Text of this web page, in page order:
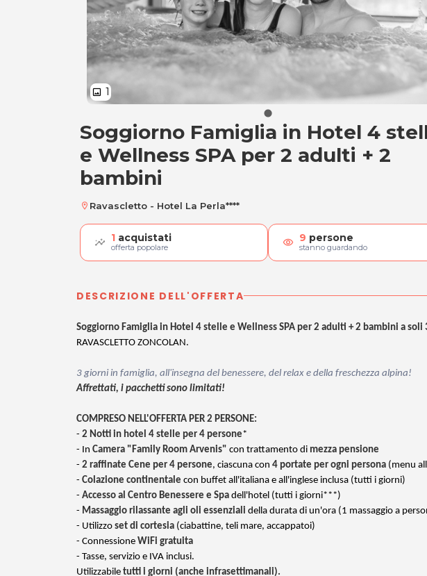
image 1
Soggiorno Famiglia in Hotel
Soggiorno Famiglia in Hotel 4
e Wellness SPA per 2 adulti + 2
bambini
location_on Ravascletto - Hotel La Perla****
1 acquistati
offerta popolare visibility 9 persone
stanno guardando
DESCRIZIONE DELL'OFFERTA
Soggiorno Famiglia in Hotel 4 stelle e Wellness SPA per 2 adulti + 2 bambini a soli
RAVASCLETTO ZONCOLAN.
3 giorni in famiglia, all'insegna del benessere, del relax e della freschezza alpina!
Affrettati, i pacchetti sono limitati!
COMPRESO NELL'OFFERTA PER 2 PERSONE:
- 2 Notti in hotel 4 stelle per 4 persone*
- In Camera "Family Room Arvenis" con trattamento di mezza pensione
- 2 raffinate Cene per 4 persone, ciascuna con 4 portate per ogni persona (menu
- Colazione continentale con buffet all'italiana e all'inglese inclusa (tutti i giorni)
- Accesso al Centro Benessere e Spa dell'hotel (tutti i giorni***)
- Massaggio rilassante agli oli essenziali della durata di un'ora (1 massaggio a
- Utilizzo set di cortesia (ciabattine, teli mare, accappatoi)
- Connessione WiFi gratuita
- Tasse, servizio e IVA inclusi.
Utilizzabile tutti i giorni (anche infrasettimanali).